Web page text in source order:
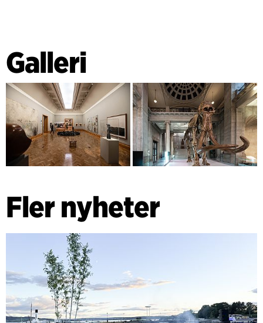
Galleri
Fler nyheter